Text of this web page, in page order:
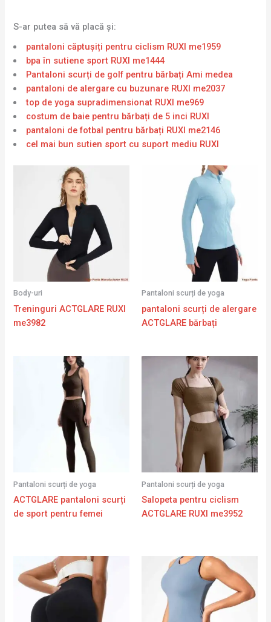
S-ar putea să vă placă și:
pantaloni căptușiți pentru ciclism RUXI me1959
bpa în sutiene sport RUXI me1444
Pantaloni scurți de golf pentru bărbați Ami medea
pantaloni de alergare cu buzunare RUXI me2037
top de yoga supradimensionat RUXI me969
costum de baie pentru bărbați de 5 inci RUXI
pantaloni de fotbal pentru bărbați RUXI me2146
cel mai bun sutien sport cu suport mediu RUXI
Body-uri
Treninguri ACTGLARE RUXI
me3982
Pantaloni scurți de yoga
pantaloni scurți de alergare
ACTGLARE bărbați
Pantaloni scurți de yoga
ACTGLARE pantaloni scurți
de sport pentru femei
Pantaloni scurți de yoga
Salopeta pentru ciclism
ACTGLARE RUXI me3952